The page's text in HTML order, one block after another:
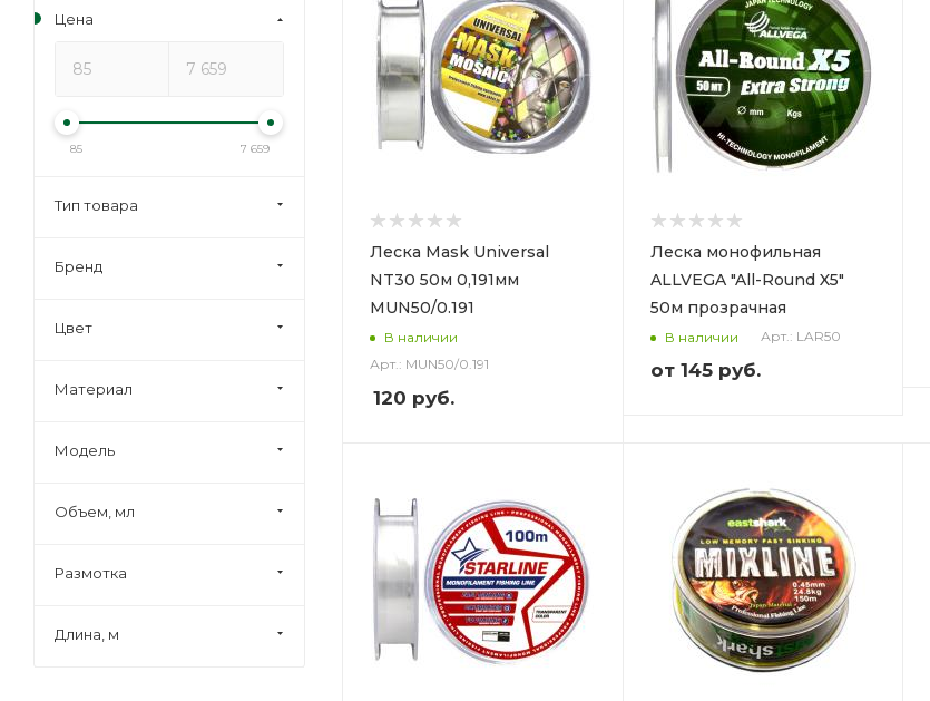
Леска Mask Universal
NT30 50м 0,191мм
MUN50/0.191
В наличии
Арт.: MUN50/0.191
120 руб.
Леска монофильная
ALLVEGA "All-Round X5"
50м прозрачная
В наличии Арт.: LAR50
от 145 руб.
Цена
85 7 659
Тип товара
Бренд
Цвет
Материал
Модель
Объем, мл
Размотка
Длина, м